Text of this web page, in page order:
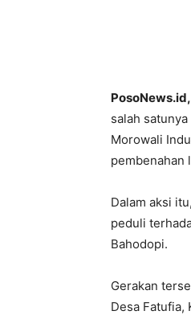
PosoNews.id,
salah
Morowali
pembenahan
Dalam aksi
peduli
Bahodopi.
Gerakan
Desa Fatufia,